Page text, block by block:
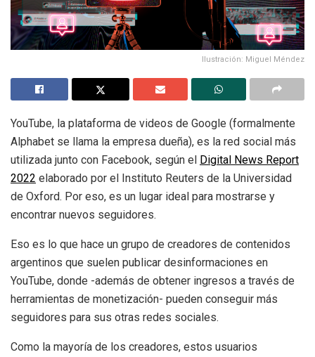
Ilustración: Miguel Méndez
YouTube, la plataforma de videos de Google (formalmente
Alphabet se llama la empresa dueña), es la red social más
utilizada junto con Facebook, según el Digital News Report
2022 elaborado por el Instituto Reuters de la Universidad
de Oxford. Por eso, es un lugar ideal para mostrarse y
encontrar nuevos seguidores.
Eso es lo que hace un grupo de creadores de contenidos
argentinos que suelen publicar desinformaciones en
YouTube, donde -además de obtener ingresos a través de
herramientas de monetización- pueden conseguir más
seguidores para sus otras redes sociales.
Como la mayoría de los creadores, estos usuarios